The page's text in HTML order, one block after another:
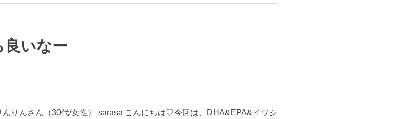
良いなー
りんさん（30代/女性） sarasa こんにちは♡今回は、DHA&EPA&イワシ